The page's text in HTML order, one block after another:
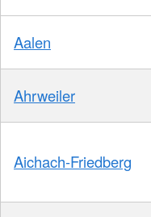
Aalen
Ahrweiler
Aichach-Friedberg